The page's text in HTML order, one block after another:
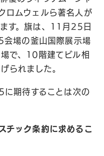
ロムウェルら著名人が
す。旗は、11月25日
会場の釜山国際展示場
で、10階建てビル相
られました。
に期待することは次の
チック条約に求めるこ